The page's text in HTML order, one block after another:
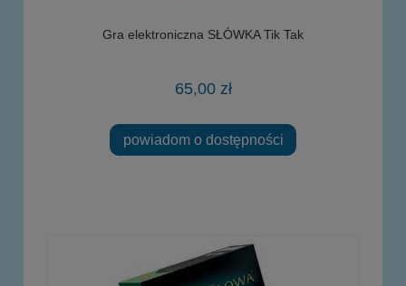
Gra elektroniczna SŁÓWKA Tik Tak
65,00 zł
powiadom o dostępności